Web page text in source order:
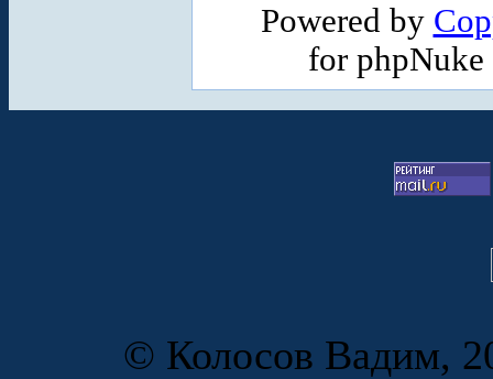
Powered by
for
© Колосов Вадим,